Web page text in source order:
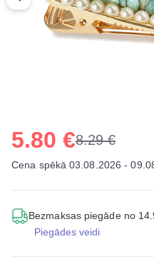
5.80 €8.29 €
Cena spēkā 03.08.2026 -
Bezmaksas piegāde no
Piegādes veidi